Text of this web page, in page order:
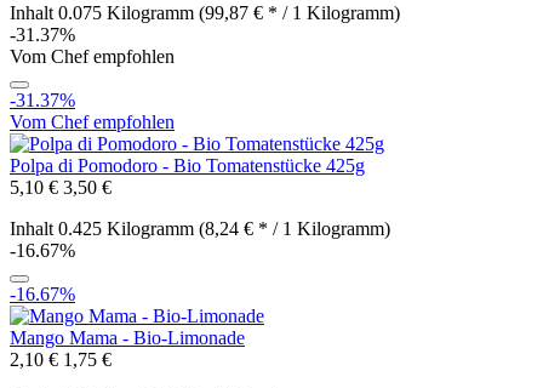
Inhalt 0.075 Kilogramm (99,87 € * / 1 Kilogramm)
-31.37%
Vom Chef empfohlen
-31.37%
Vom Chef empfohlen
Polpa di Pomodoro - Bio Tomatenstücke 425g
5,10 € 3,50 €
Inhalt 0.425 Kilogramm (8,24 € * / 1 Kilogramm)
-16.67%
-16.67%
Mango Mama - Bio-Limonade
2,10 € 1,75 €